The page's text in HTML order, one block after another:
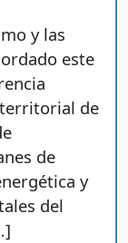
y las
este
de
de
y
del